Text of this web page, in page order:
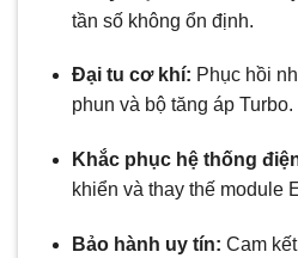
tần số không ổn định.
Đại tu cơ khí: Phục hồi
phun và bộ tăng áp Turbo.
Khắc phục hệ thống
khiển và thay thế module
Bảo hành uy tín: Cam